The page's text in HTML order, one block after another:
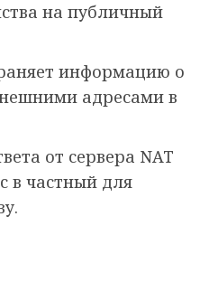
на публичный
информацию о
адресами в
от сервера NAT
в частный для